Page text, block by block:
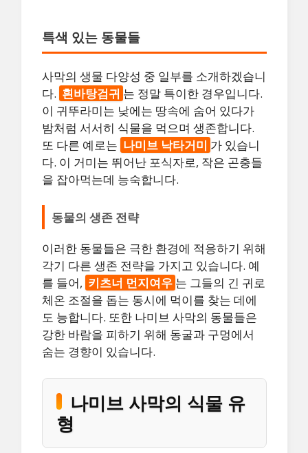
특색 있는 동물들
사막의 생물 다양성 중 일부를 소개하겠습니
다. 흰바탕검귀 는 정말 특이한 경우입니다.
이 귀뚜라미는 낮에는 땅속에 숨어 있다가
밤처럼 서서히 식물을 먹으며 생존합니다.
또 다른 예로는 나미브 낙타거미 가 있습니
다. 이 거미는 뛰어난 포식자로, 작은 곤충들
을 잡아먹는데 능숙합니다.
동물의 생존 전략
이러한 동물들은 극한 환경에 적응하기 위해
각기 다른 생존 전략을 가지고 있습니다. 예
를 들어, 키츠너 먼지여우 는 그들의 긴 귀로
체온 조절을 돕는 동시에 먹이를 찾는 데에
도 능합니다. 또한 나미브 사막의 동물들은
강한 바람을 피하기 위해 동굴과 구멍에서
숨는 경향이 있습니다.
나미브 사막의 식물 유
형